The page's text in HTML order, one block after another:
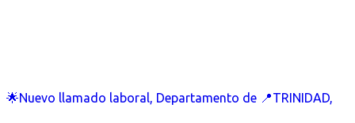
🌟Nuevo llamado laboral, Departamento de 📍TRINIDAD,